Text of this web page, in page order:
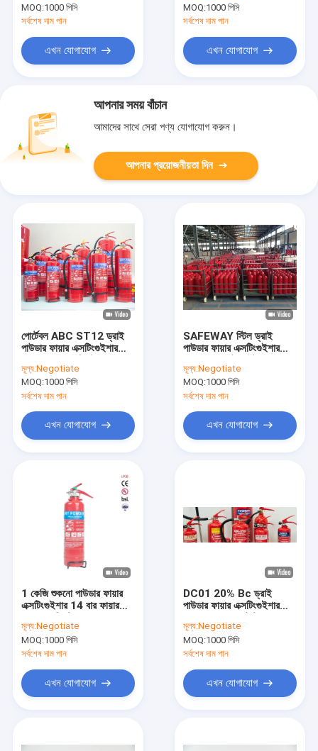
পণ্য
MOQ:1000 পিসি
সর্বশেষ দাম পান
এখন যোগাযোগ
MOQ:1000 পিসি
সর্বশেষ দাম পান
এখন যোগাযোগ
আপনার সময় বাঁচান
আমাদের সাথে সেরা পণ্য যোগাযোগ করুন।
আপনার প্রয়োজনীয়তা দিন
পোর্টেবল ABC ST12 ড্রাই
পাউডার ফায়ার এক্সটিংগুইশার
মূল্য:Negotiate
MOQ:1000 পিসি
সর্বশেষ দাম পান
এখন যোগাযোগ
SAFEWAY স্টিল ড্রাই
পাউডার ফায়ার এক্সটিংগুইশার
মূল্য:Negotiate
MOQ:1000 পিসি
সর্বশেষ দাম পান
এখন যোগাযোগ
1 কেজি শুকনো পাউডার ফায়ার
এক্সটিংগুইশার 14 বার ফায়ার
মূল্য:Negotiate
MOQ:1000 পিসি
সর্বশেষ দাম পান
এখন যোগাযোগ
DC01 20% Bc ড্রাই
পাউডার ফায়ার এক্সটিংগুইশার
মূল্য:Negotiate
MOQ:1000 পিসি
সর্বশেষ দাম পান
এখন যোগাযোগ